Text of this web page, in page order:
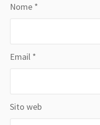
Nome *
Email *
Sito web